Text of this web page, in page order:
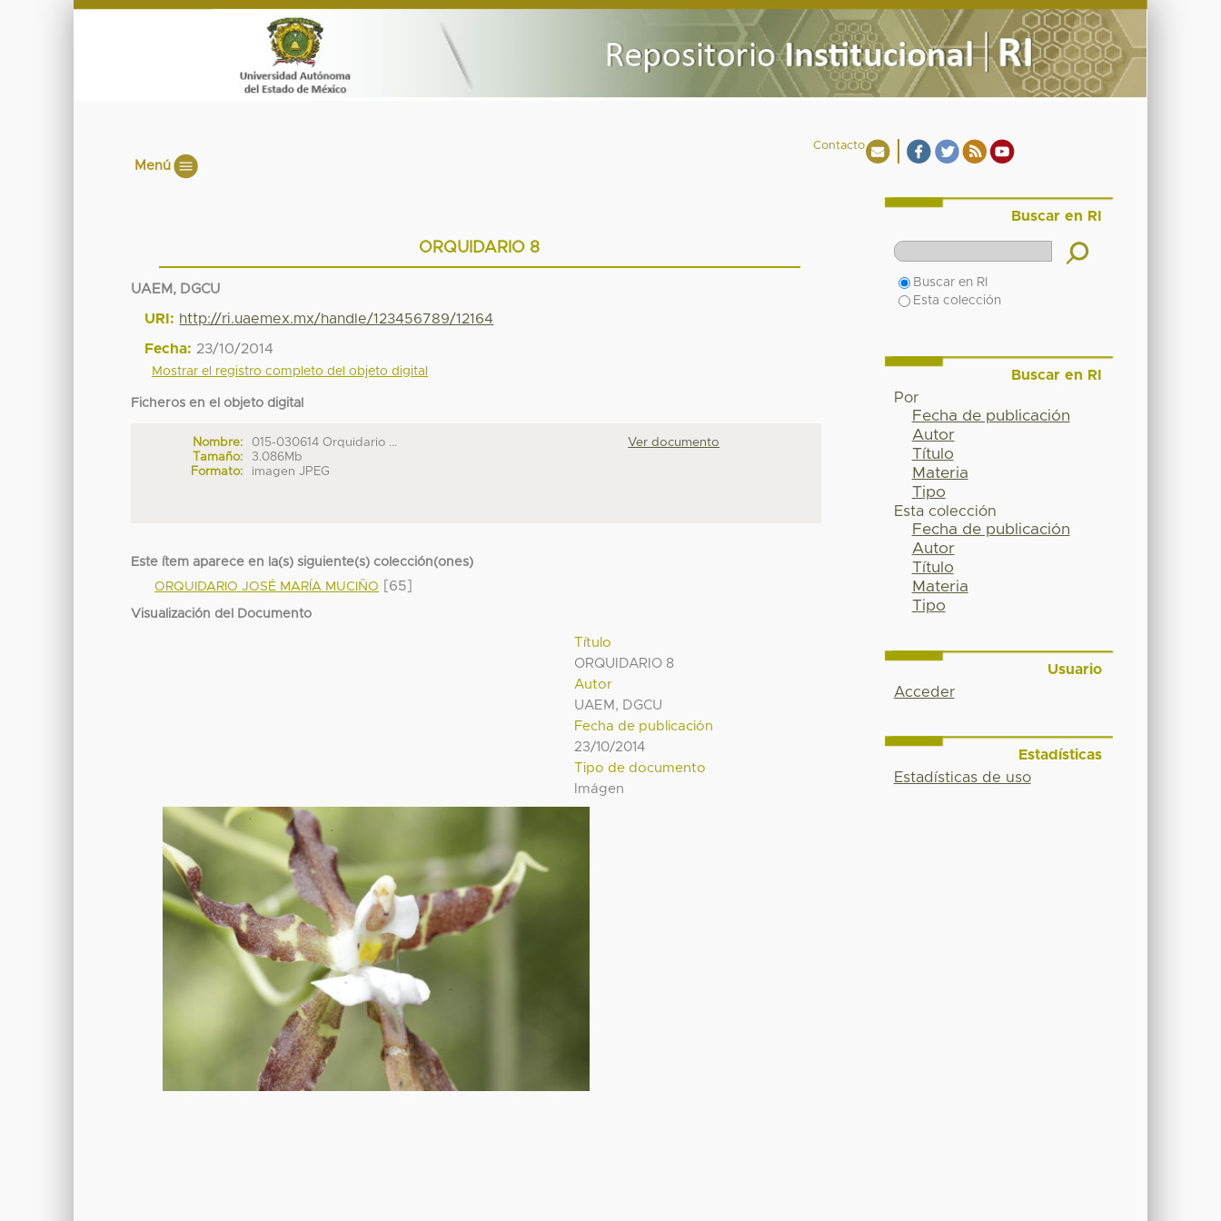
Contacto
Menú
ORQUIDARIO 8
UAEM, DGCU
URI: http://ri.uaemex.mx/handle/123456789/12164
Fecha: 23/10/2014
Mostrar el registro completo del objeto digital
Ficheros en el objeto digital
Nombre:
015-030614 Orquidario ...
Tamaño:
3.086Mb
Formato:
imagen JPEG
Ver documento
Este ítem aparece en la(s) siguiente(s) colección(ones)
ORQUIDARIO JOSÉ MARÍA MUCIÑO
[65]
Visualización del Documento
Título
ORQUIDARIO 8
Autor
UAEM, DGCU
Fecha de publicación
23/10/2014
Tipo de documento
Imágen
Buscar en RI
Buscar en RI
Esta colección
Buscar en RI
Por
Fecha de publicación
Autor
Título
Materia
Tipo
Esta colección
Fecha de publicación
Autor
Título
Materia
Tipo
Usuario
Acceder
Estadísticas
Estadísticas de uso